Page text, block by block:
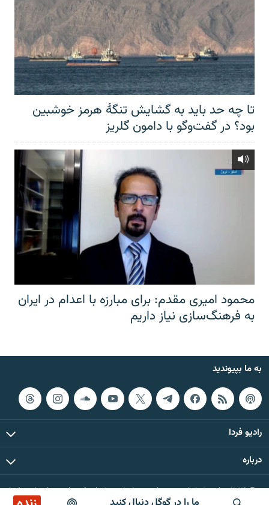
تا چه حد باید به گشایش تنگهٔ هرمز خوشبین
بود؟ در گفت‌وگو با دامون گلریز
محمود امیری مقدم: برای مبارزه با اعدام در ایران
به فرهنگ‌سازی نیاز داریم
به ما بپیوندید
رادیو فردا
درباره
© ۲۰۲۶ تمام حقوق این وب‌سایت، بر اساس مقررات کپی‌رایت، برای رادیو فردا